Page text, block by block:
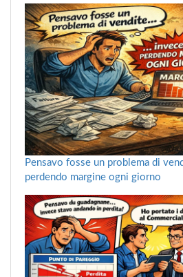
Pensavo fosse un problema di
perdendo margine ogni giorno